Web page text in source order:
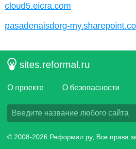
cloud5.eicra.com
pasadenaisdorg-
sites.reformal.ru
О проекте О безопасности
© 2008-2026 Реформал.ру, Все права